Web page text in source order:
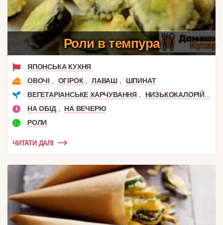
Роли в темпура
ЯПОНСЬКА КУХНЯ
ОВОЧІ , ОГІРОК , ЛАВАШ ,
ШПИНАТ
ВЕГЕТАРІАНСЬКЕ ХАРЧУВАННЯ ,
НИЗЬКОКАЛОРІЙНІ
НА ОБІД ,
НА ВЕЧЕРЮ
РОЛИ
ЧИТАТИ ДАЛІ